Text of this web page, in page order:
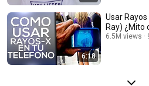
6:18
Usar
Ray) ¿Mito
6.5M views